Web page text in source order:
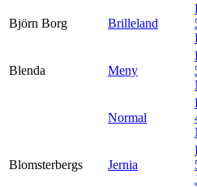
Björn Borg Brilleland
Blenda Meny
Normal
Blomsterbergs Jernia